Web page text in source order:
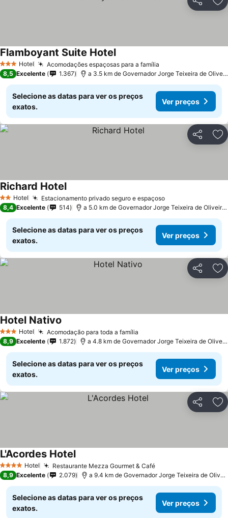
Partilhar
3 EstrelasHotel Acomodações espaçosas para a família
Flamboyant Suite HotelVer preços
8,5 Excelente 1.367 a 3.5 km de Governador Jorge Teixeira de
Selecione as datas para ver os preços
exatos.
Ver preços
Partilhar
2 Estrelas
Hotel Estacionamento privado seguro e espaçosoVer preços
Richard HotelVer preços
8,4 Excelente 514 a 5.0 km de Governador Jorge Teixeira de
Selecione as datas para ver os preços
exatos.
Ver preços
Partilhar
3 EstrelasHotel Acomodação para toda a família
Hotel Nativo
8,9 Excelente 1.872 a 4.8 km de Governador Jorge Teixeira de
Selecione as datas para ver os preços
exatos.
Ver preços
Partilhar
4 EstrelasHotel Restaurante Mezza Gourmet & CaféVer preços
L'Acordes HotelVer preços
8,9 Excelente 2.079 a 9.4 km de Governador Jorge Teixeira de
Selecione as datas para ver os preços
exatos.
Ver preços